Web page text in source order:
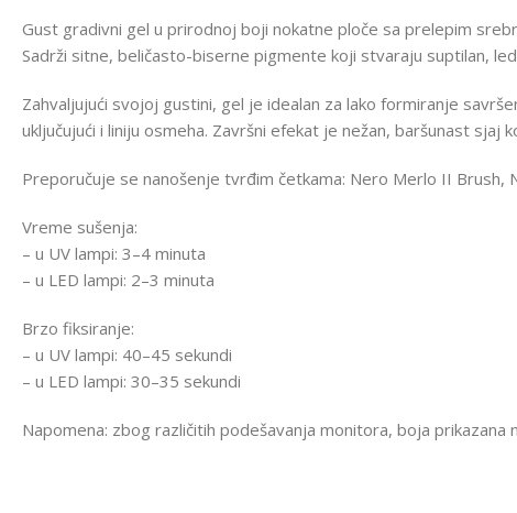
Gust gradivni gel u prirodnoj boji nokatne ploče sa prelepim
Sadrži sitne, beličasto-biserne pigmente koji stvaraju suptilan,
Zahvaljujući svojoj gustini, gel je idealan za lako formiranje
uključujući i liniju osmeha. Završni efekat je nežan, baršunast
Preporučuje se nanošenje tvrđim četkama: Nero Merlo II Brush,
Vreme sušenja:
– u UV lampi: 3–4 minuta
– u LED lampi: 2–3 minuta
Brzo fiksiranje:
– u UV lampi: 40–45 sekundi
– u LED lampi: 30–35 sekundi
Napomena: zbog različitih podešavanja monitora, boja prikazana